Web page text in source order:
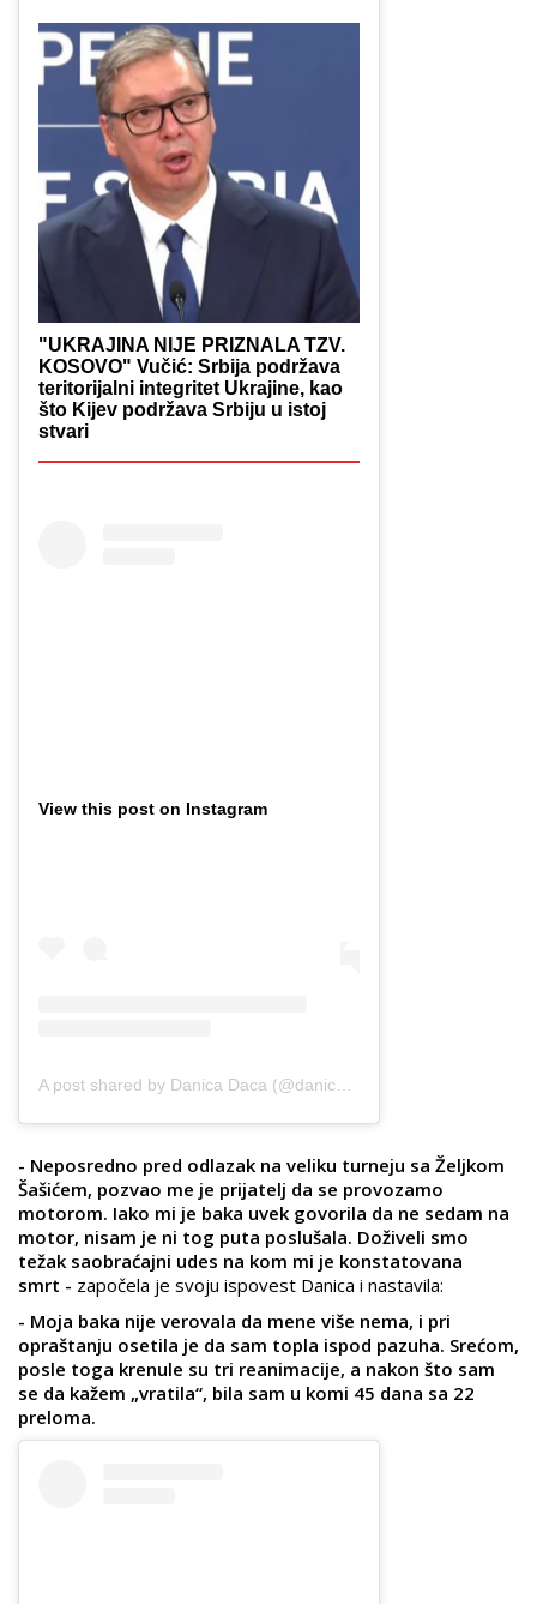
"UKRAJINA NIJE PRIZNALA TZV.
KOSOVO" Vučić: Srbija podržava
teritorijalni integritet Ukrajine, kao
što Kijev podržava Srbiju u istoj
stvari
View this post on Instagram
- Neposredno pred odlazak na veliku turneju sa Željkom
Šašićem, pozvao me je prijatelj da se provozamo
motorom. Iako mi je baka uvek govorila da ne sedam na
motor, nisam je ni tog puta poslušala. Doživeli smo
težak saobraćajni udes na kom mi je konstatovana
smrt - započela je svoju ispovest Danica i nastavila:
- Moja baka nije verovala da mene više nema, i pri
opraštanju osetila je da sam topla ispod pazuha. Srećom,
posle toga krenule su tri reanimacije, a nakon što sam
se da kažem „vratila“, bila sam u komi 45 dana sa 22
preloma.